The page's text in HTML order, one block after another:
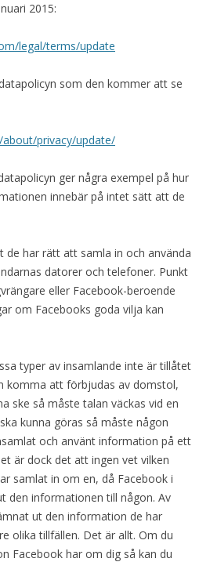
2015:
legal/terms/update
som den kommer att se
privacy/update/
ger några exempel på hur
innebär på intet sätt att de
de har rätt att samla in och använda
datorer och telefoner. Punkt
eller Facebook-beroende
om Facebooks goda vilja kan
typer av insamlande inte är tillåtet
komma att förbjudas av domstol,
ske så måste talan väckas vid en
kunna göras så måste någon
och använt information på ett
är dock det att ingen vet vilken
samlat in om en, då Facebook i
den informationen till någon. Av
ut den information de har
olika tillfällen. Det är allt. Om du
Facebook har om dig så kan du